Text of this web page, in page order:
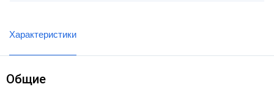
Характеристики
Общие